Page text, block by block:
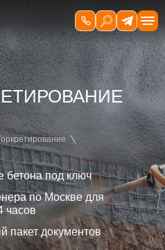
бетона под ключ
по Москве для
часов
пакет документов